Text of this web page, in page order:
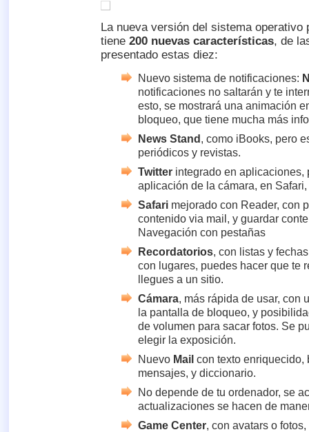
La nueva versión del sistema operativo
tiene 200 nuevas características, de
presentado estas diez:
Nuevo sistema de notificaciones:
notificaciones no saltarán y te
esto, se mostrará una animación
bloqueo, que tiene mucha más
News Stand, como iBooks, pero
periódicos y revistas.
Twitter integrado en aplicaciones,
aplicación de la cámara, en
Safari mejorado con Reader, con
contenido via mail, y guardar
Navegación con pestañas
Recordatorios, con listas y
con lugares, puedes hacer que te
llegues a un sitio.
Cámara, más rápida de usar, con
la pantalla de bloqueo, y
de volumen para sacar fotos. Se
elegir la exposición.
Nuevo Mail con texto enriquecido,
mensajes, y diccionario.
No depende de tu ordenador, se
actualizaciones se hacen de
Game Center, con avatars o